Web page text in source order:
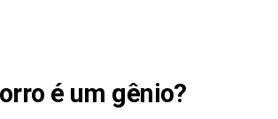
é um gênio?